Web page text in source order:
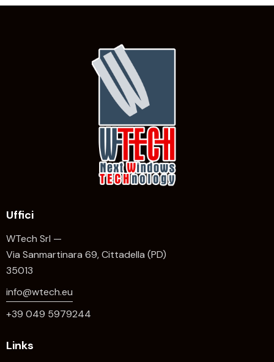
Uffici
WTech Srl —
Via Sanmartinara 69, Cittadella (PD)
35013
info@wtech.eu
+39 049 5979244
Links